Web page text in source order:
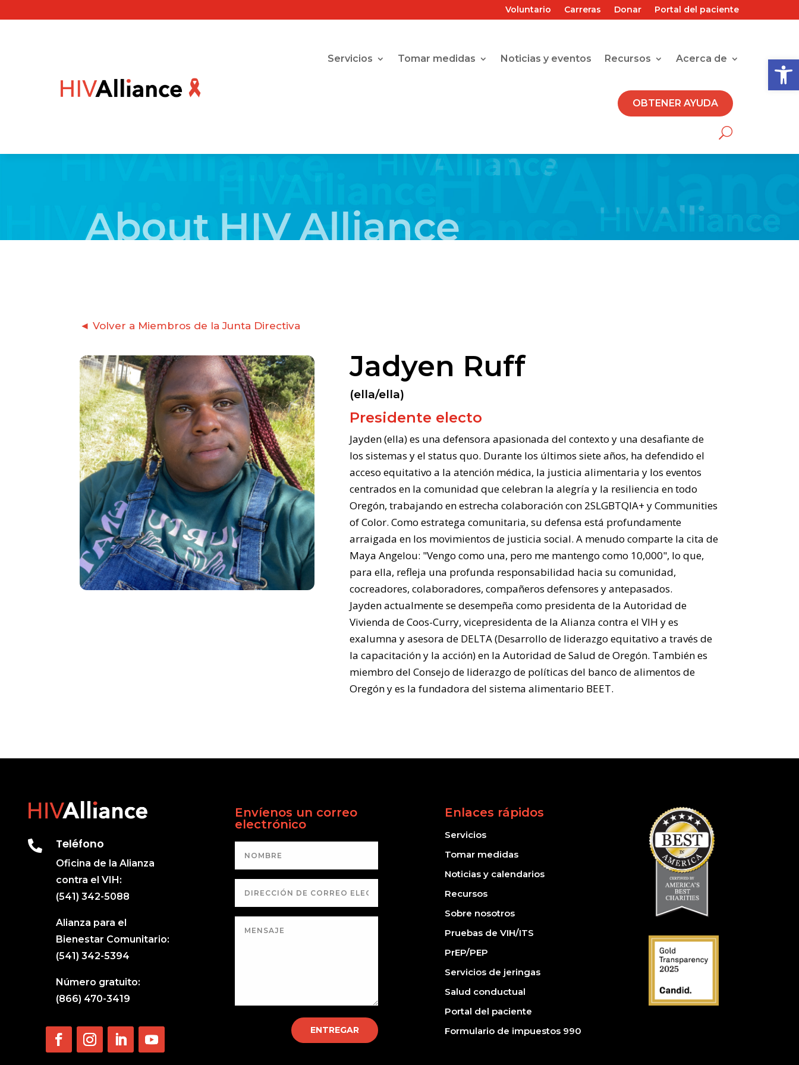
Abrir
Voluntario Carreras Donar Portal del paciente
Servicios Tomar medidas Noticias y eventos Recursos Acerca de
OBTENER AYUDA
◄ Volver a Miembros de la Junta Directiva
Jadyen Ruff
(ella/ella)
Presidente electo
Jayden (ella) es una defensora apasionada del contexto y una desafiante de
los sistemas y el status quo. Durante los últimos siete años, ha defendido el
acceso equitativo a la atención médica, la justicia alimentaria y los eventos
centrados en la comunidad que celebran la alegría y la resiliencia en todo
Oregón, trabajando en estrecha colaboración con 2SLGBTQIA+ y Communities
of Color. Como estratega comunitaria, su defensa está profundamente
arraigada en los movimientos de justicia social. A menudo comparte la cita de
Maya Angelou: "Vengo como una, pero me mantengo como 10,000", lo que,
para ella, refleja una profunda responsabilidad hacia su comunidad,
cocreadores, colaboradores, compañeros defensores y antepasados.
Jayden actualmente se desempeña como presidenta de la Autoridad de
Vivienda de Coos-Curry, vicepresidenta de la Alianza contra el VIH y es
exalumna y asesora de DELTA (Desarrollo de liderazgo equitativo a través de
la capacitación y la acción) en la Autoridad de Salud de Oregón. También es
miembro del Consejo de liderazgo de políticas del banco de alimentos de
Oregón y es la fundadora del sistema alimentario BEET.
 Teléfono
Oficina de la Alianza
contra el VIH:
(541) 342-5088
Alianza para el
Bienestar Comunitario:
(541) 342-5394
Número gratuito:
(866) 470-3419
Envíenos un correo
electrónico
ENTREGAR
Enlaces rápidos
Servicios
Tomar medidas
Noticias y calendarios
Recursos
Sobre nosotros
Pruebas de VIH/ITS
PrEP/PEP
Servicios de jeringas
Salud conductual
Portal del paciente
Formulario de impuestos 990